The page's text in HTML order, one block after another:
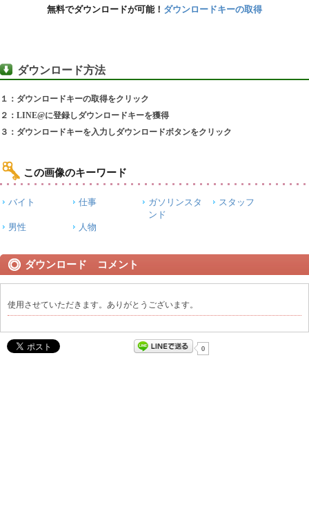
無料でダウンロードが可能！ ダウンロードキーの取得
ダウンロード方法
１：ダウンロードキーの取得をクリック
２：LINE@に登録しダウンロードキーを獲得
３：ダウンロードキーを入力しダウンロードボタンをクリック
この画像のキーワード
バイト 仕事
ガソリンスタ
ンド
スタッフ
男性 人物
ダウンロード コメント
使用させていただきます。ありがとうございます。
0